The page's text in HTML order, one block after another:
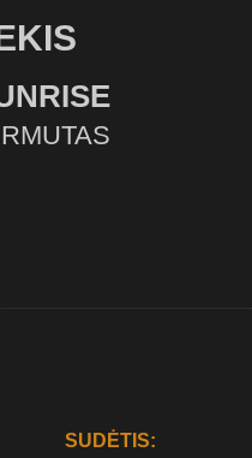
SUDĖTIS: